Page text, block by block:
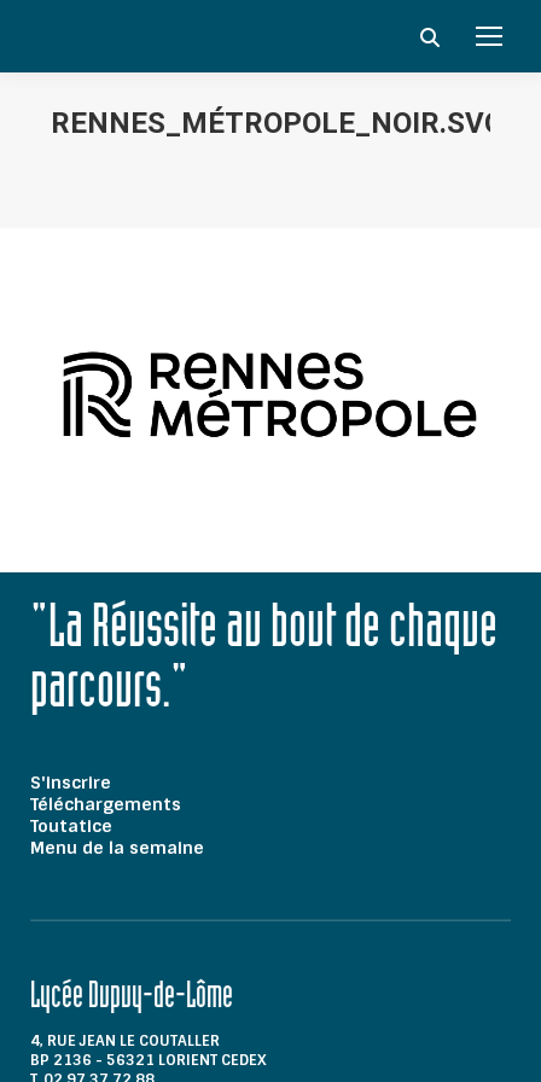
Search:
RENNES_MÉTROPOLE_NOIR.SVG
"La Réussite au bout de chaque
parcours."
S'inscrire
Téléchargements
Toutatice
Menu de la semaine
Lycée Dupuy-de-Lôme
4, RUE JEAN LE COUTALLER
BP 2136 - 56321 LORIENT CEDEX